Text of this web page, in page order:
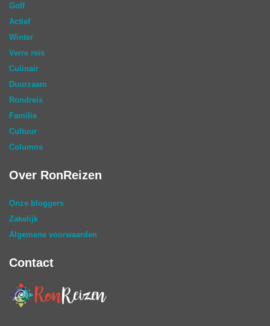
Golf
Actief
Winter
Verre reis
Culinair
Duurzaam
Rondreis
Familie
Cultuur
Columns
Over RonReizen
Onze bloggers
Zakelijk
Algemene voorwaarden
Contact